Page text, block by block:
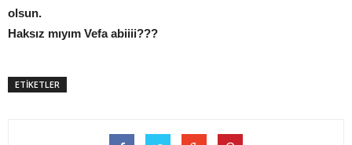
olsun.
Haksız mıyım Vefa abiiii???
ETİKETLER